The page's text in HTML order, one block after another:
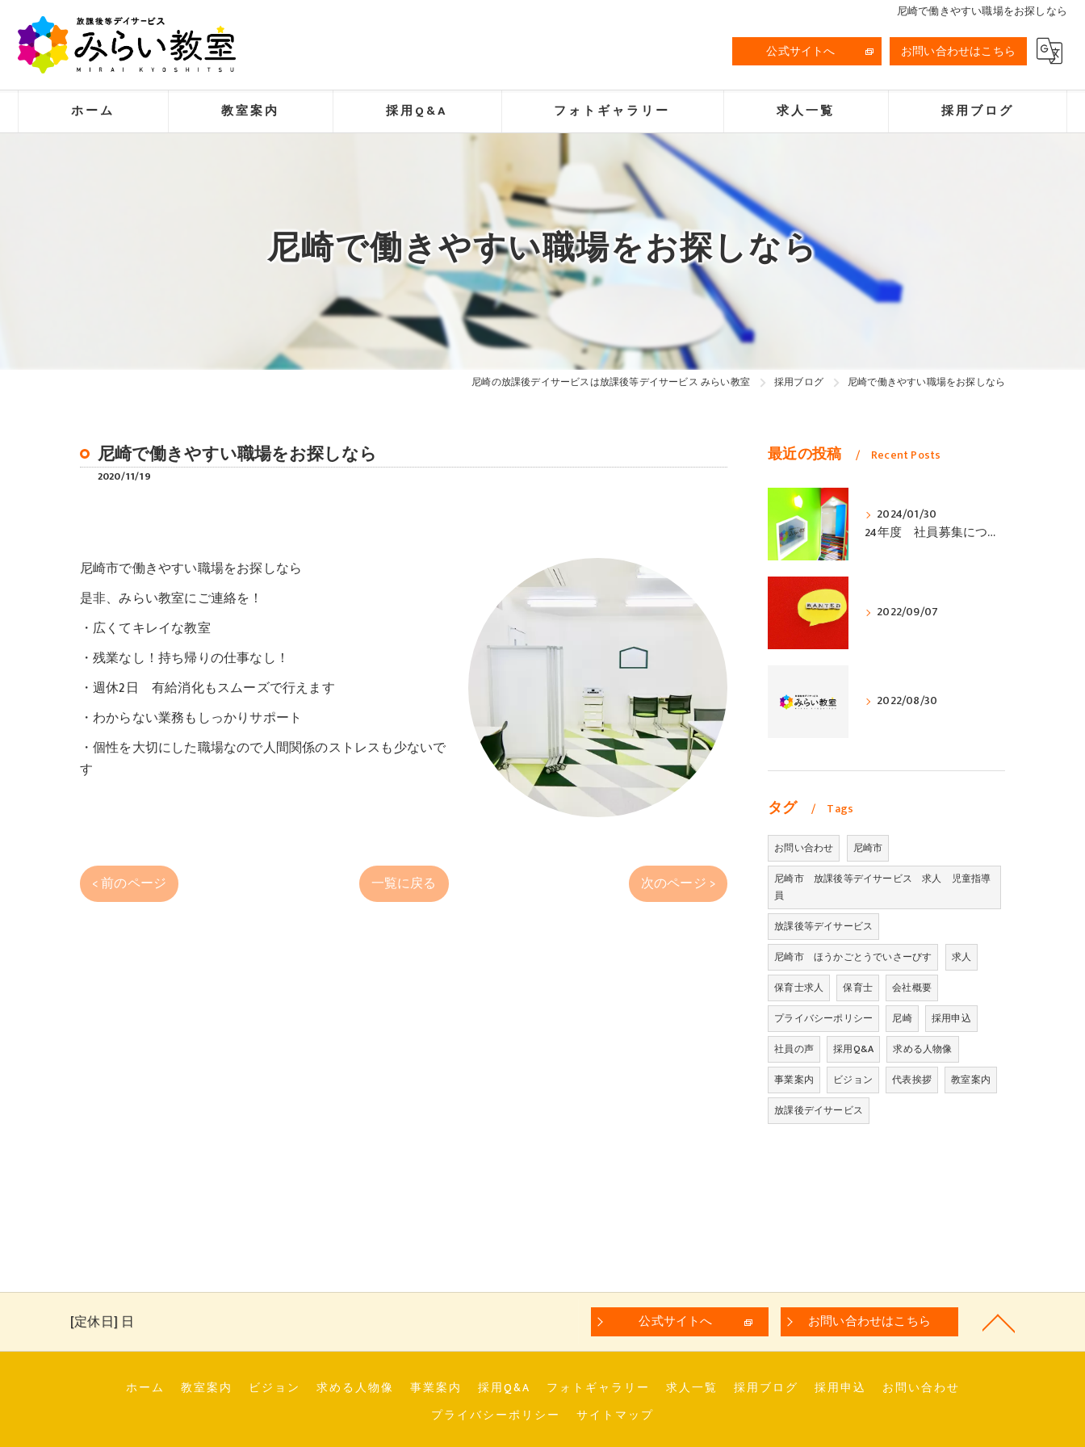
尼崎で働きやすい職場をお探しなら
公式サイトへ お問い合わせはこちら
ホーム 教室案内 採用Q&A フォトギャラリー 求人一覧 採用ブログ
尼崎で働きやすい職場をお探しなら
尼崎の放課後デイサービスは放課後等デイサービス みらい教室 採用ブログ 尼崎で働きやすい職場をお探しなら
尼崎で働きやすい職場をお探しなら
2020/11/19
尼崎市で働きやすい職場をお探しなら
是非、みらい教室にご連絡を！
・広くてキレイな教室
・残業なし！持ち帰りの仕事なし！
・週休2日 有給消化もスムーズで行えます
・わからない業務もしっかりサポート
・個性を大切にした職場なので人間関係のストレスも少ないで
す
< 前のページ 一覧に戻る 次のページ >
最近の投稿 Recent Posts
2024/01/30
24年度 社員募集について
2022/09/07
2022/08/30
タグ Tags
お問い合わせ
尼崎市
尼崎市 放課後等デイサービス 求人 児童指導
員
放課後等デイサービス
尼崎市 ほうかごとうでいさーびす
求人
保育士求人
保育士
会社概要
プライバシーポリシー
尼崎
採用申込
社員の声
採用Q&A
求める人物像
事業案内
ビジョン 代表挨拶
教室案内
放課後デイサービス
[定休日] 日 公式サイトへ お問い合わせはこちら
ホーム 教室案内 ビジョン 求める人物像 事業案内 採用Q&A フォトギャラリー 求人一覧 採用ブログ 採用申込
お問い合わせ
プライバシーポリシー
サイトマップ